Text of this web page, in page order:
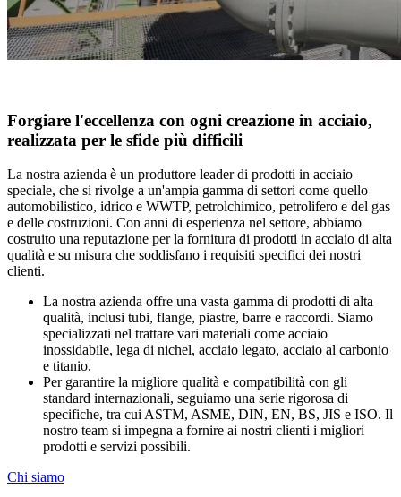
Forgiare l'eccellenza con ogni creazione in acciaio,
realizzata per le sfide più difficili
La nostra azienda è un produttore leader di prodotti in acciaio
speciale, che si rivolge a un'ampia gamma di settori come quello
automobilistico, idrico e WWTP, petrolchimico, petrolifero e del gas
e delle costruzioni. Con anni di esperienza nel settore, abbiamo
costruito una reputazione per la fornitura di prodotti in acciaio di alta
qualità e su misura che soddisfano i requisiti specifici dei nostri
clienti.
La nostra azienda offre una vasta gamma di prodotti di alta
qualità, inclusi tubi, flange, piastre, barre e raccordi. Siamo
specializzati nel trattare vari materiali come acciaio
inossidabile, lega di nichel, acciaio legato, acciaio al carbonio
e titanio.
Per garantire la migliore qualità e compatibilità con gli
standard internazionali, seguiamo una serie rigorosa di
specifiche, tra cui ASTM, ASME, DIN, EN, BS, JIS e ISO. Il
nostro team si impegna a fornire ai nostri clienti i migliori
prodotti e servizi possibili.
Chi siamo